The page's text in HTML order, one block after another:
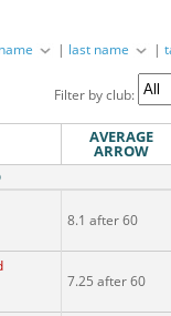
| last name |
Filter by club:
AVERAGE
ARROW
8.1 after 60
7.25 after 60